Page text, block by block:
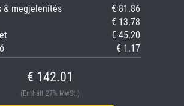
& megjelenítés
€ 81.86
€ 13.78
€ 45.20
€ 1.17
€ 142.01
(Enthält 27% MwSt.)